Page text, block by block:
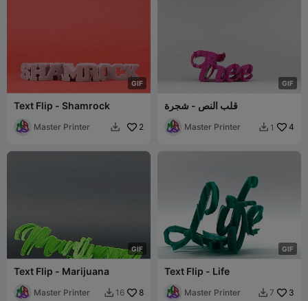
GIF
Text Flip - Shamrock
Master Printer  2
GIF
قلب النص - شجرة
Master Printer  1 4
GIF
Text Flip - Marijuana
Master Printer  16 8
GIF
Text Flip - Life
Master Printer  7 3